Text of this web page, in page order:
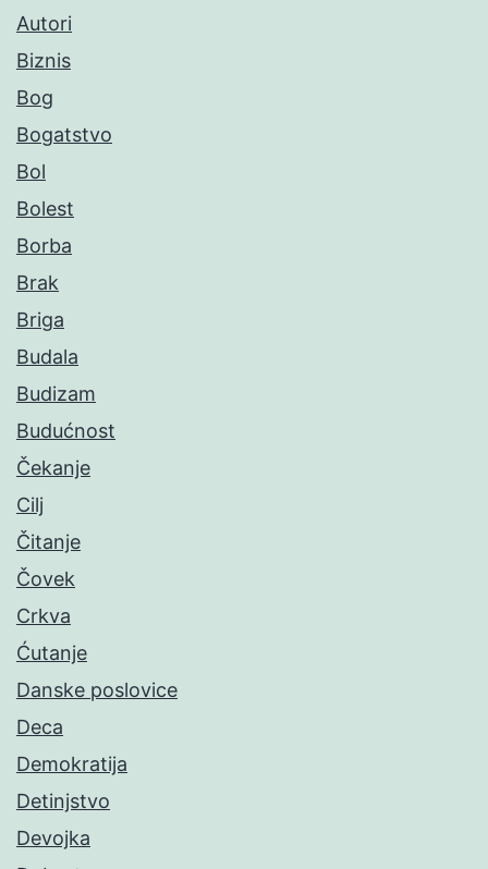
Autori
Biznis
Bog
Bogatstvo
Bol
Bolest
Borba
Brak
Briga
Budala
Budizam
Budućnost
Čekanje
Cilj
Čitanje
Čovek
Crkva
Ćutanje
Danske poslovice
Deca
Demokratija
Detinjstvo
Devojka